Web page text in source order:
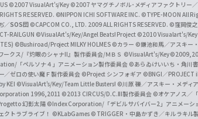
©2007 VisualArt's/Key ©2007 ヤマグチノボル･メディアファクトリー
RESERVED. ©NIPPON ICHI SOFTWARE INC. ©TYPE-MOON All
／SOS団 ©CAPCOM CO., LTD. 2009 ALL RIGHTS RESERVED. ©窪岡俊之
RAILGUN ©VisualArt's/Key/Angel Beats! Project ©2010 Visualart's/Key
©Bushiroad/Project MILKY HOLMES ©カラー ©鎌池和馬／アスキー
ークス/『灼眼のシャナII』製作委員会/ＭＢＳ ©VisualArt's/Key
「ペルソナ４」アニメーション製作委員会 ©あらゐけいいち・角川
／ゼロの使い魔Ｆ製作委員会 ©Project シンフォギア ©BNGI／PROJECT
KEI ©VisualArt's/Key/Team Little Busters! ©川原 礫／アスキー・メディ
1996,2011 ©2013 CIRCUS/D.C.III製作委員会 ©オケアノス／
幻影太陽 ©Index Corporation/「デビルサバイバー2」アニメーシ
クトラブライブ！ ©KLabGames © TRIGGER・中島かずき／キルラキル